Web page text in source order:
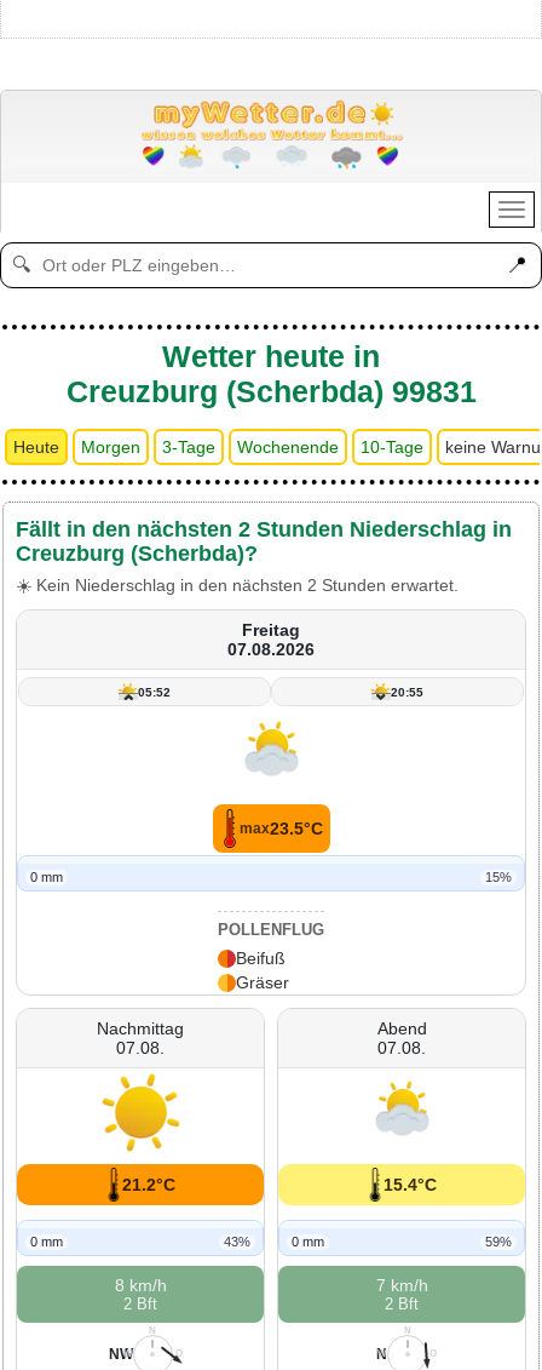
🔍 📍
Wetter heute in
Creuzburg (Scherbda) 99831
Heute Morgen 3-Tage Wochenende 10-Tage keine
Fällt in den nächsten 2 Stunden Niederschlag in
Creuzburg (Scherbda)?
☀️ Kein Niederschlag in den nächsten 2 Stunden erwartet.
Freitag
07.08.2026
05:52 20:55
max23.5°C
0 mm 15%
POLLENFLUG
Beifuß
Gräser
Nachmittag
07.08.
21.2°C
0 mm 43%
8 km/h
2 Bft
N
O
W
NW
Abend
07.08.
15.4°C
0 mm 59%
7 km/h
2 Bft
N
O
W
N